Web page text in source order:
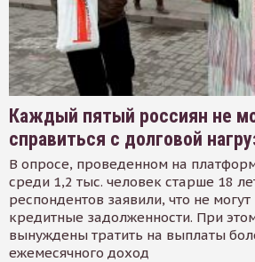
Каждый пятый россиян не
справиться с долговой
В опросе, проведенном на
среди 1,2 тыс. человек старше 18
респондентов заявили, что не
кредитные задолженности. При
вынуждены тратить на выплаты
ежемесячного доход